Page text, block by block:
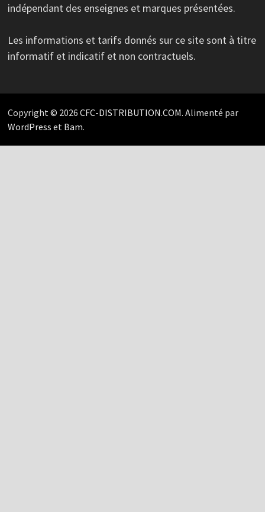
indépendant des enseignes et marques présentées.
Les informations et tarifs donnés sur ce site sont à titre
informatif et indicatif et non contractuels.
Copyright © 2026 CFC-DISTRIBUTION.COM. Alimenté par
WordPress et Bam.